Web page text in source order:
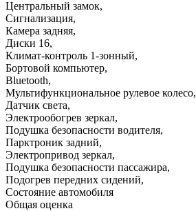
Центральный замок,
Сигнализация,
Камера задняя,
Диски 16,
Климат-контроль 1-зонный,
Бортовой компьютер,
Bluetooth,
Мультифункциональное рулевое колесо,
Датчик света,
Электрообогрев зеркал,
Подушка безопасности водителя,
Парктроник задний,
Электропривод зеркал,
Подушка безопасности пассажира,
Подогрев передних сидений,
Состояние автомобиля
Общая оценка